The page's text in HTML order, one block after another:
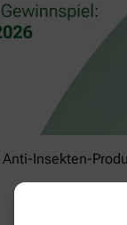
Anti-Insekten-